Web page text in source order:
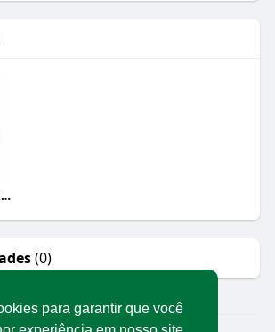
para garantir que você
Revista Bares & Restaurantes
(0)